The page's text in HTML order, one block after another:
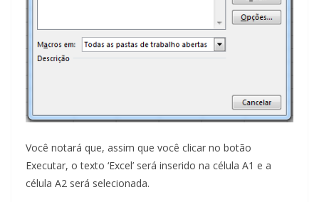
Você notará que, assim que você clicar no botão
Executar, o texto ‘Excel’ será inserido na célula A1 e a
célula A2 será selecionada.